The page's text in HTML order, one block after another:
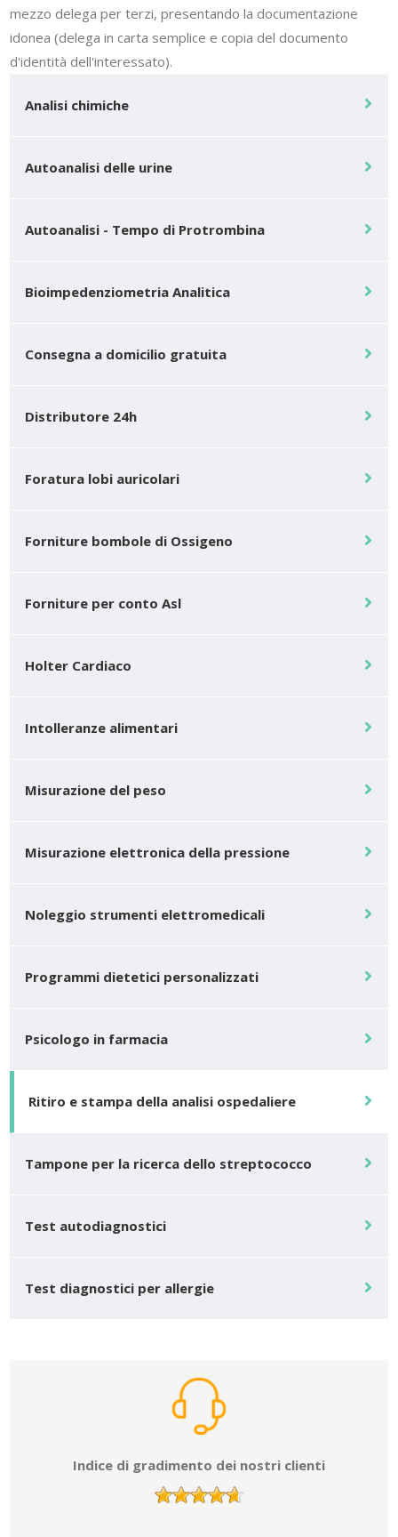
mezzo delega per terzi, presentando la documentazione
idonea (delega in carta semplice e copia del documento
d'identità dell'interessato).
Analisi chimiche
Autoanalisi delle urine
Autoanalisi - Tempo di Protrombina
Bioimpedenziometria Analitica
Consegna a domicilio gratuita
Distributore 24h
Foratura lobi auricolari
Forniture bombole di Ossigeno
Forniture per conto Asl
Holter Cardiaco
Intolleranze alimentari
Misurazione del peso
Misurazione elettronica della pressione
Noleggio strumenti elettromedicali
Programmi dietetici personalizzati
Psicologo in farmacia
Ritiro e stampa della analisi ospedaliere
Tampone per la ricerca dello streptococco
Test autodiagnostici
Test diagnostici per allergie
Indice di gradimento dei nostri clienti